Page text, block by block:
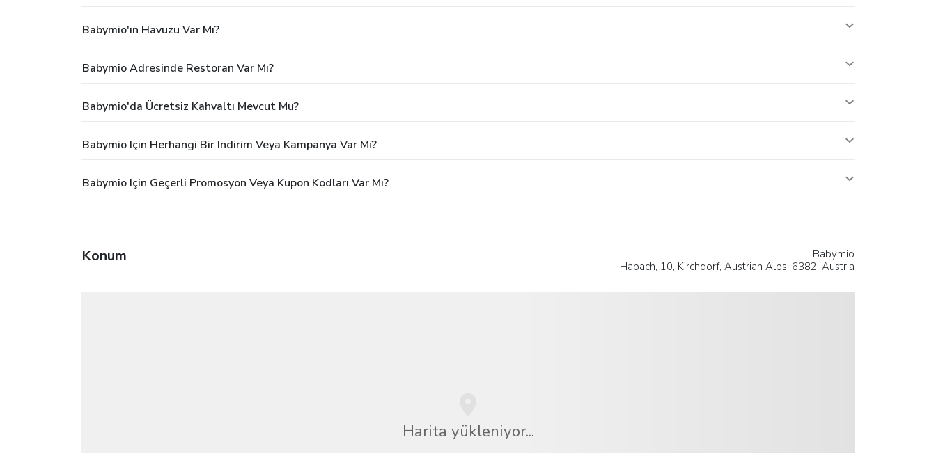
Babymio'ın Havuzu Var Mı?
Babymio Adresinde Restoran Var Mı?
Babymio'da Ücretsiz Kahvaltı Mevcut Mu?
Babymio Için Herhangi Bir Indirim Veya Kampanya Var Mı?
Babymio Için Geçerli Promosyon Veya Kupon Kodları Var Mı?
Konum
Babymio
Habach, 10, Kirchdorf, Austrian Alps, 6382, Austria
Harita yükleniyor...